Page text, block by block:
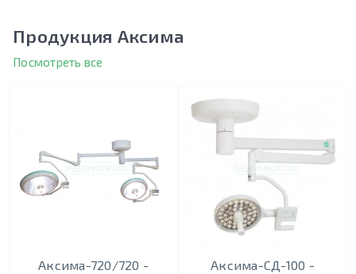
Продукция Аксима
Посмотреть все
Аксима-720/720 -
Аксима-СД-100 -